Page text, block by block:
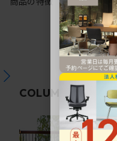
COLUMN関連コラ